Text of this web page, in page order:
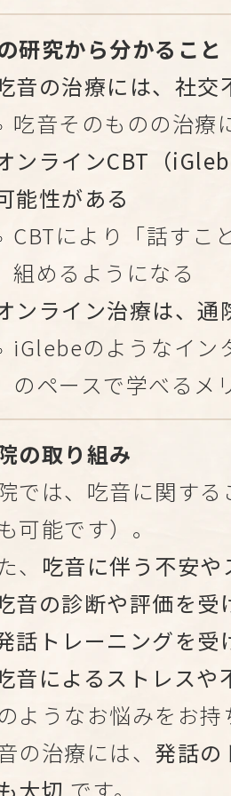
研究から分かること
音の治療には、社交
吃音そのものの治療
ンラインCBT（
能性がある
CBTにより「話すこ
組めるようになる
ンライン治療は、通
iGlebeのようなイン
のペースで学べるメ
の取り組み
では、吃音に関す
可能です）。
、 吃音に伴う不安
音の診断や評価を受
話トレーニングを受
音によるストレスや
ようなお悩みをお持
の治療には、 発話の
大切 です。